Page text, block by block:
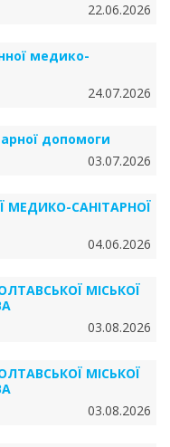
22.06.2026
медико-
24.07.2026
допомоги
03.07.2026
МЕДИКО-САНІТАРНОЇ
04.06.2026
МІСЬКОЇ
03.08.2026
МІСЬКОЇ
03.08.2026